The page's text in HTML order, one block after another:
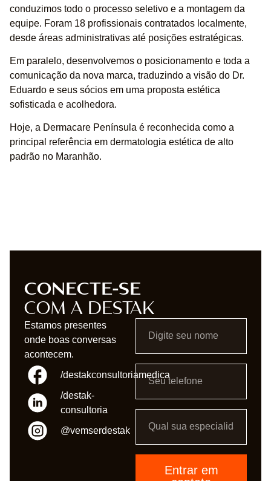
conduzimos todo o processo seletivo e a montagem da
equipe. Foram 18 profissionais contratados localmente,
desde áreas administrativas até posições estratégicas.
Em paralelo, desenvolvemos o posicionamento e toda a
comunicação da nova marca, traduzindo a visão do Dr.
Eduardo e seus sócios em uma proposta estética
sofisticada e acolhedora.
Hoje, a Dermacare Península é reconhecida como a
principal referência em dermatologia estética de alto
padrão no Maranhão.
CONECTE-SE
COM A DESTAK
Estamos presentes
onde boas conversas
acontecem.
/destakconsultoriamedica
/destak-
consultoria
@vemserdestak
Entrar em